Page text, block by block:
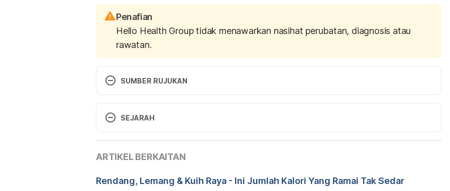
Penafian
Hello Health Group tidak menawarkan nasihat perubatan, diagnosis atau
rawatan.
SUMBER RUJUKAN
Zalma bt Abdul Razak, Surainee bt Wahab, Yuhanis Auri bt Abd Kasim (9 Ogos 2010).
Tips Di Bulan Ramadan. Dimuat turun daripada http://www.myhealth.gov.my/tips-di-
bulan-ramadhan/
SEJARAH
23/11/2021
Disemak secara perubatan oleh Dr. Aisyah Syahira Abdul Hamid
ARTIKEL BERKAITAN
Rendang, Lemang & Kuih Raya - Ini Jumlah Kalori Yang Ramai Tak Sedar